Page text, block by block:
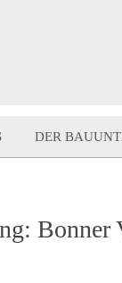
DER
Bonner